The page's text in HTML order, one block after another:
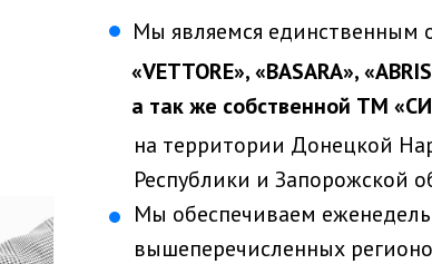
Мы являемся
«VETTORE», «BASARA»,
а так же собственной ТМ
на территории Донецкой
Республики и Запорожской
Мы обеспечиваем
вышеперечисленных